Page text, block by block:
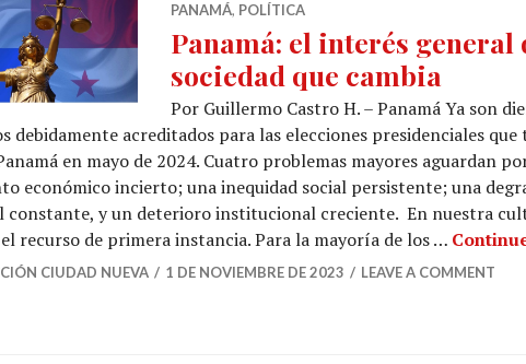
PANAMÁ, POLÍTICA
Panamá: el interés general
sociedad que cambia
Por Guillermo Castro H. – Panamá Ya son
debidamente acreditados para las elecciones presidenciales
en mayo de 2024. Cuatro problemas mayores aguardan
económico incierto; una inequidad social persistente; una
constante, y un deterioro institucional creciente. En nuestra
recurso de primera instancia. Para la mayoría de los …
CIUDAD NUEVA 1 DE NOVIEMBRE DE 2023 LEAVE A COMMENT